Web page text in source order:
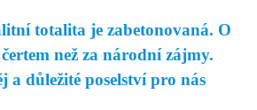
totalita je zabetonovaná. O
než za národní zájmy.
a důležité poselství pro nás